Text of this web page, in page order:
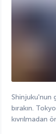
Shinjuku'nun
bırakın.
kıvrılmadan